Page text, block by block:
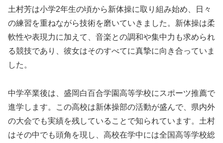
土村芳は小学2年生の頃から新体操に取り組み始め、日々
の練習を重ねながら技術を磨いていきました。新体操は柔
軟性や表現力に加えて、音楽との調和や集中力も求められ
る競技であり、彼女はそのすべてに真摯に向き合っていま
した。
中学卒業後は、盛岡白百合学園高等学校にスポーツ推薦で
進学します。この高校は新体操部の活動が盛んで、県内外
の大会でも実績を残していることで知られています。土村
はその中でも頭角を現し、高校在学中には全国高等学校総